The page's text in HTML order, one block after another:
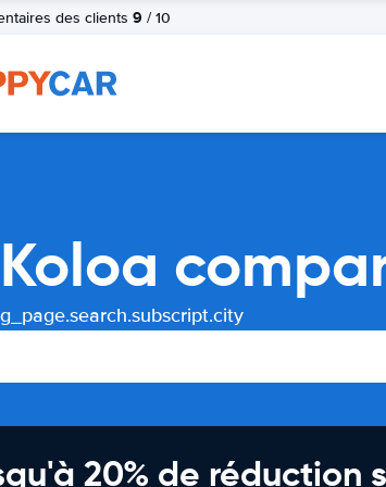
des clients 9 / 10
20% de réduction